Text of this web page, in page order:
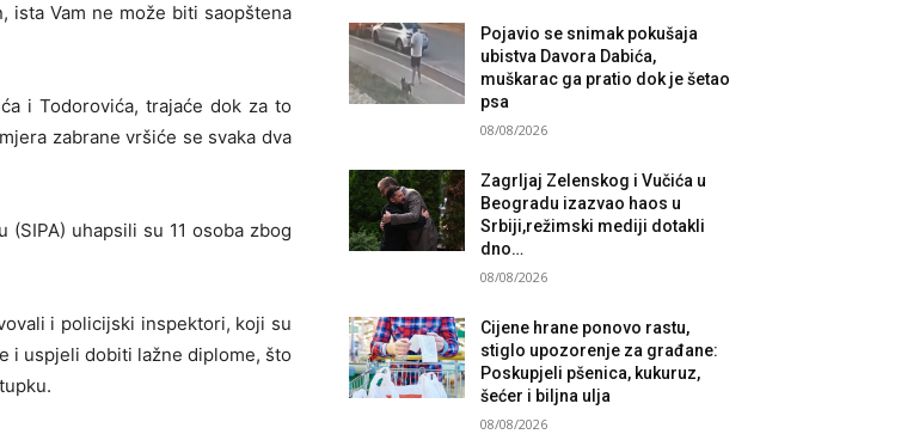
ista Vam ne može biti saopštena
i Todorovića, trajaće dok za to
zabrane vršiće se svaka dva
uhapsili su 11 osoba zbog
i policijski inspektori, koji su
i uspjeli dobiti lažne diplome, što
Pojavio se snimak pokušaja
ubistva Davora Dabića,
muškarac ga pratio dok je šetao
psa
08/08/2026
Zagrljaj Zelenskog i Vučića u
Beogradu izazvao haos u
Srbiji,režimski mediji dotakli
dno…
08/08/2026
Cijene hrane ponovo rastu,
stiglo upozorenje za građane:
Poskupjeli pšenica, kukuruz,
šećer i biljna ulja
08/08/2026